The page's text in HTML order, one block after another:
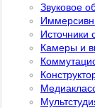
Звуковое
Источники
Камеры и